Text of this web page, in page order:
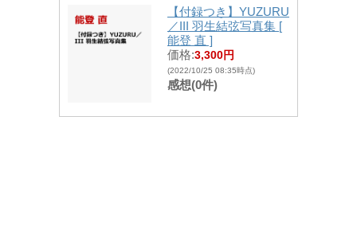
【付録つき】YUZURU
／III 羽生結弦写真集 [
能登 直 ]
価格:3,300円
(2022/10/25 08:35時点)
感想(0件)